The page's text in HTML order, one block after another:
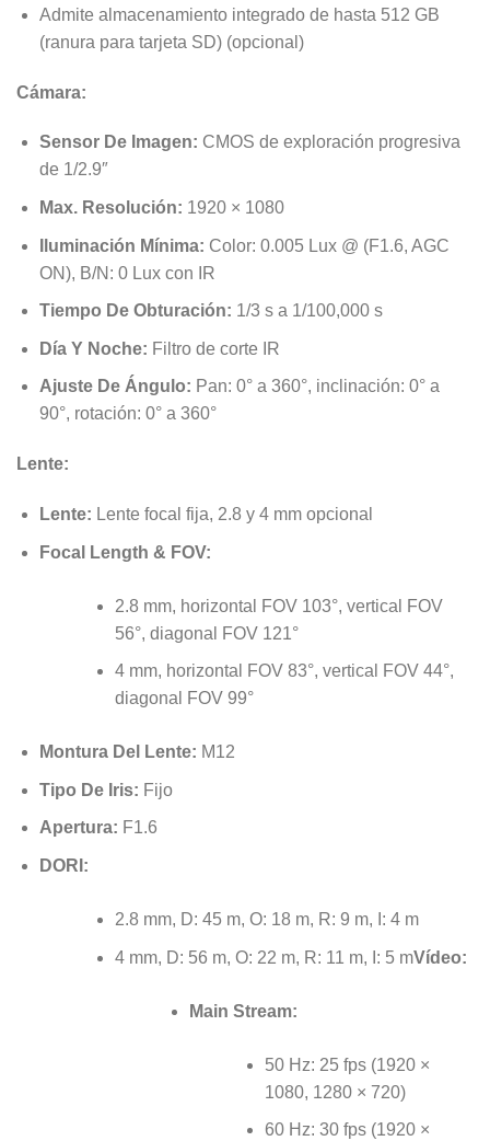
Admite almacenamiento integrado de hasta 512 GB
(ranura para tarjeta SD) (opcional)
Cámara:
Sensor De Imagen: CMOS de exploración progresiva
de 1/2.9″
Max. Resolución: 1920 × 1080
Iluminación Mínima: Color: 0.005 Lux @ (F1.6, AGC
ON), B/N: 0 Lux con IR
Tiempo De Obturación: 1/3 s a 1/100,000 s
Día Y Noche: Filtro de corte IR
Ajuste De Ángulo: Pan: 0° a 360°, inclinación: 0° a
90°, rotación: 0° a 360°
Lente:
Lente: Lente focal fija, 2.8 y 4 mm opcional
Focal Length & FOV:
2.8 mm, horizontal FOV 103°, vertical FOV
56°, diagonal FOV 121°
4 mm, horizontal FOV 83°, vertical FOV 44°,
diagonal FOV 99°
Montura Del Lente: M12
Tipo De Iris: Fijo
Apertura: F1.6
DORI:
2.8 mm, D: 45 m, O: 18 m, R: 9 m, I: 4 m
4 mm, D: 56 m, O: 22 m, R: 11 m, I: 5 mVídeo:
Main Stream:
50 Hz: 25 fps (1920 ×
1080, 1280 × 720)
60 Hz: 30 fps (1920 ×